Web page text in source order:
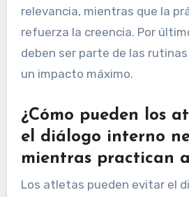
relevancia, mientras que la
refuerza la creencia. Por
deben ser parte de las
un impacto máximo.
¿Cómo pueden los
el diálogo interno
mientras practican
Los atletas pueden evitar el